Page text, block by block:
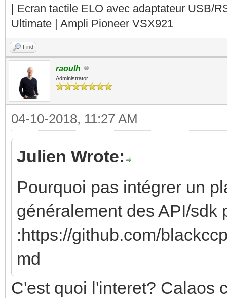
| Ecran tactile ELO avec adaptateur USB/
Ultimate | Ampli Pioneer VSX921
Find
raoulh
Administrator
04-10-2018, 11:27 AM
Julien Wrote:
Pourquoi pas intégrer un
généralement des API/sdk
:https://github.com/
md
C'est quoi l'interet? Calaos